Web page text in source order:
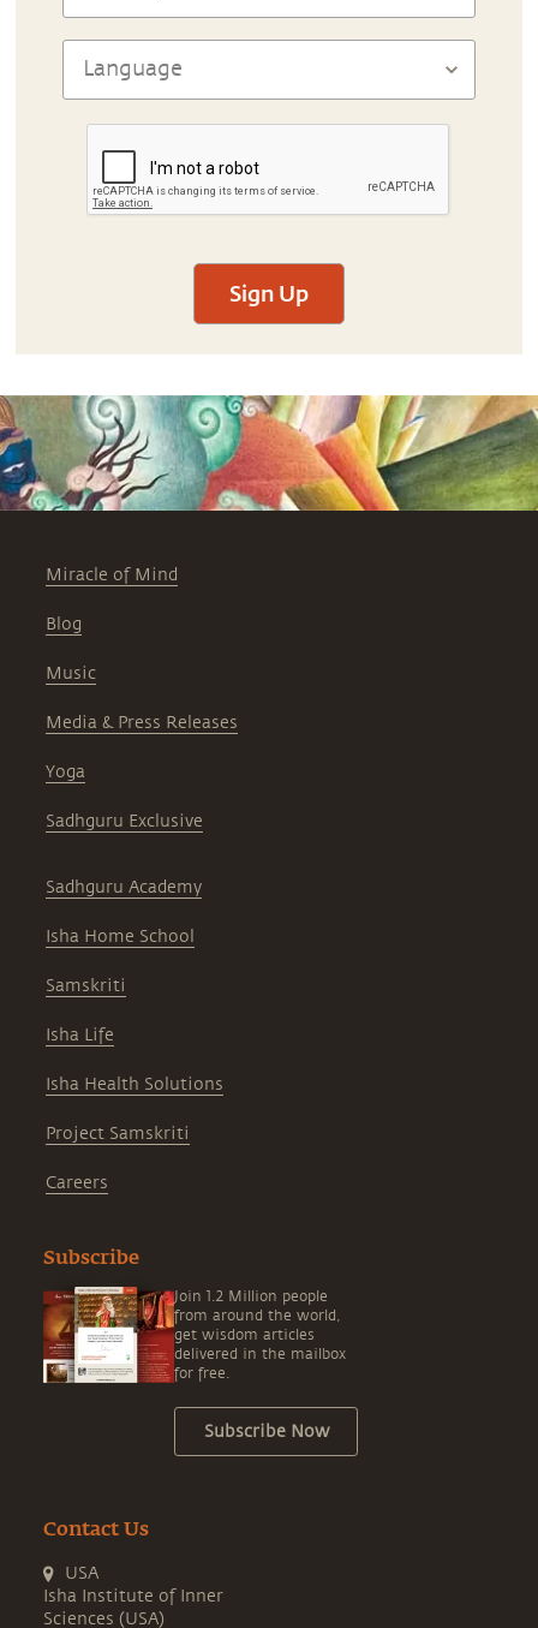
Sign Up
Miracle of Mind
Blog
Music
Media & Press Releases
Yoga
Sadhguru Exclusive
Sadhguru Academy
Isha Home School
Samskriti
Isha Life
Isha Health Solutions
Project Samskriti
Careers
Subscribe
Join 1.2 Million people
from around the world,
get wisdom articles
delivered in the mailbox
for free.
Subscribe Now
Contact Us
USA
Isha Institute of Inner
Sciences (USA)